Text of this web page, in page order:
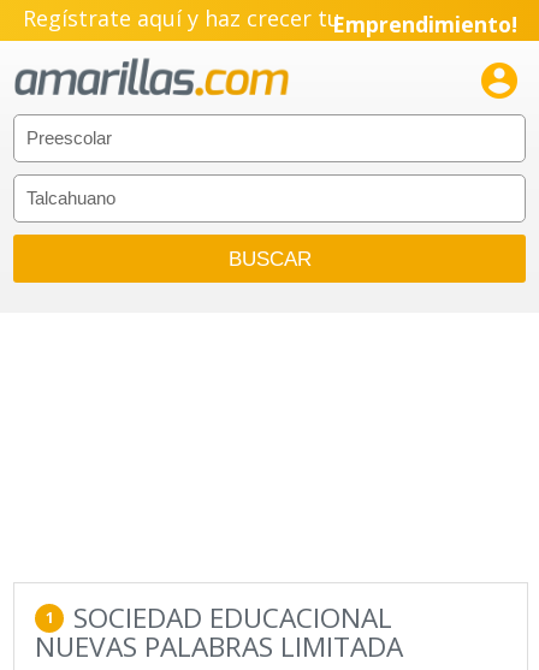
Regístrate aquí y haz crecer tuEmprendimiento!

1 SOCIEDAD EDUCACIONAL
NUEVAS PALABRAS LIMITADA